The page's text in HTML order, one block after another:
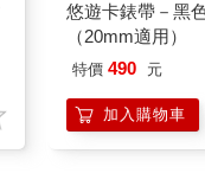
悠遊卡錶帶－黑
（20mm適用）
特價 490 元
加入購物車